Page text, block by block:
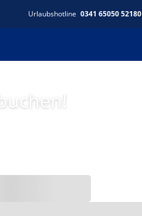
Urlaubshotline 0341 65050 52180